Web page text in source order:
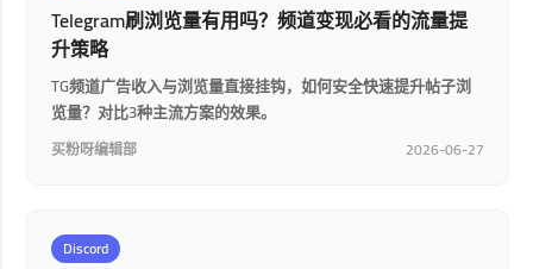
Telegram刷浏览量有用吗？频道变现必看的流量提
升策略
TG频道广告收入与浏览量直接挂钩，如何安全快速提升帖子浏
览量？对比3种主流方案的效果。
买粉呀编辑部 2026-06-27
Discord